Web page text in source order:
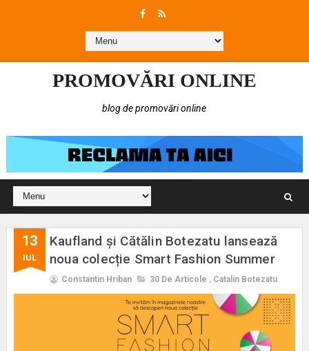
PROMOVĂRI ONLINE
blog de promovări online
13
IUL
Kaufland și Cătălin Botezatu lansează
noua colecție Smart Fashion Summer
Constantin Hriban 30 De Articole , Catalin Botezatu